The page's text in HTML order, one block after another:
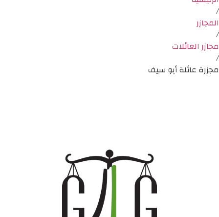
/
المجازر
/
مجازر العائلات
/
مجزرة عائلة أبو سيف